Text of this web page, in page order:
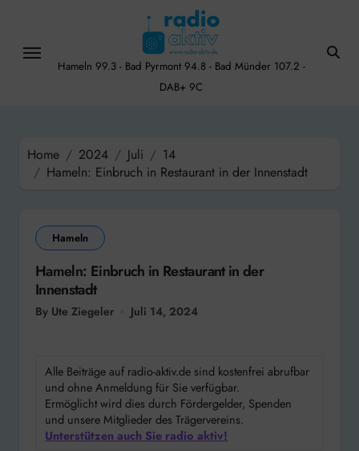
content
Hameln 99.3 - Bad Pyrmont 94.8 - Bad Münder 107.2 -
DAB+ 9C
Home 2024 Juli
14
Hameln: Einbruch in Restaurant in der Innenstadt
Hameln
Hameln: Einbruch in Restaurant in der
Innenstadt
By Ute Ziegeler Juli 14, 2024
Alle Beiträge auf radio-aktiv.de sind kostenfrei abrufbar
und ohne Anmeldung für Sie verfügbar.
Ermöglicht wird dies durch Fördergelder, Spenden
und unsere Mitglieder des Trägervereins.
Unterstützen auch Sie radio aktiv!